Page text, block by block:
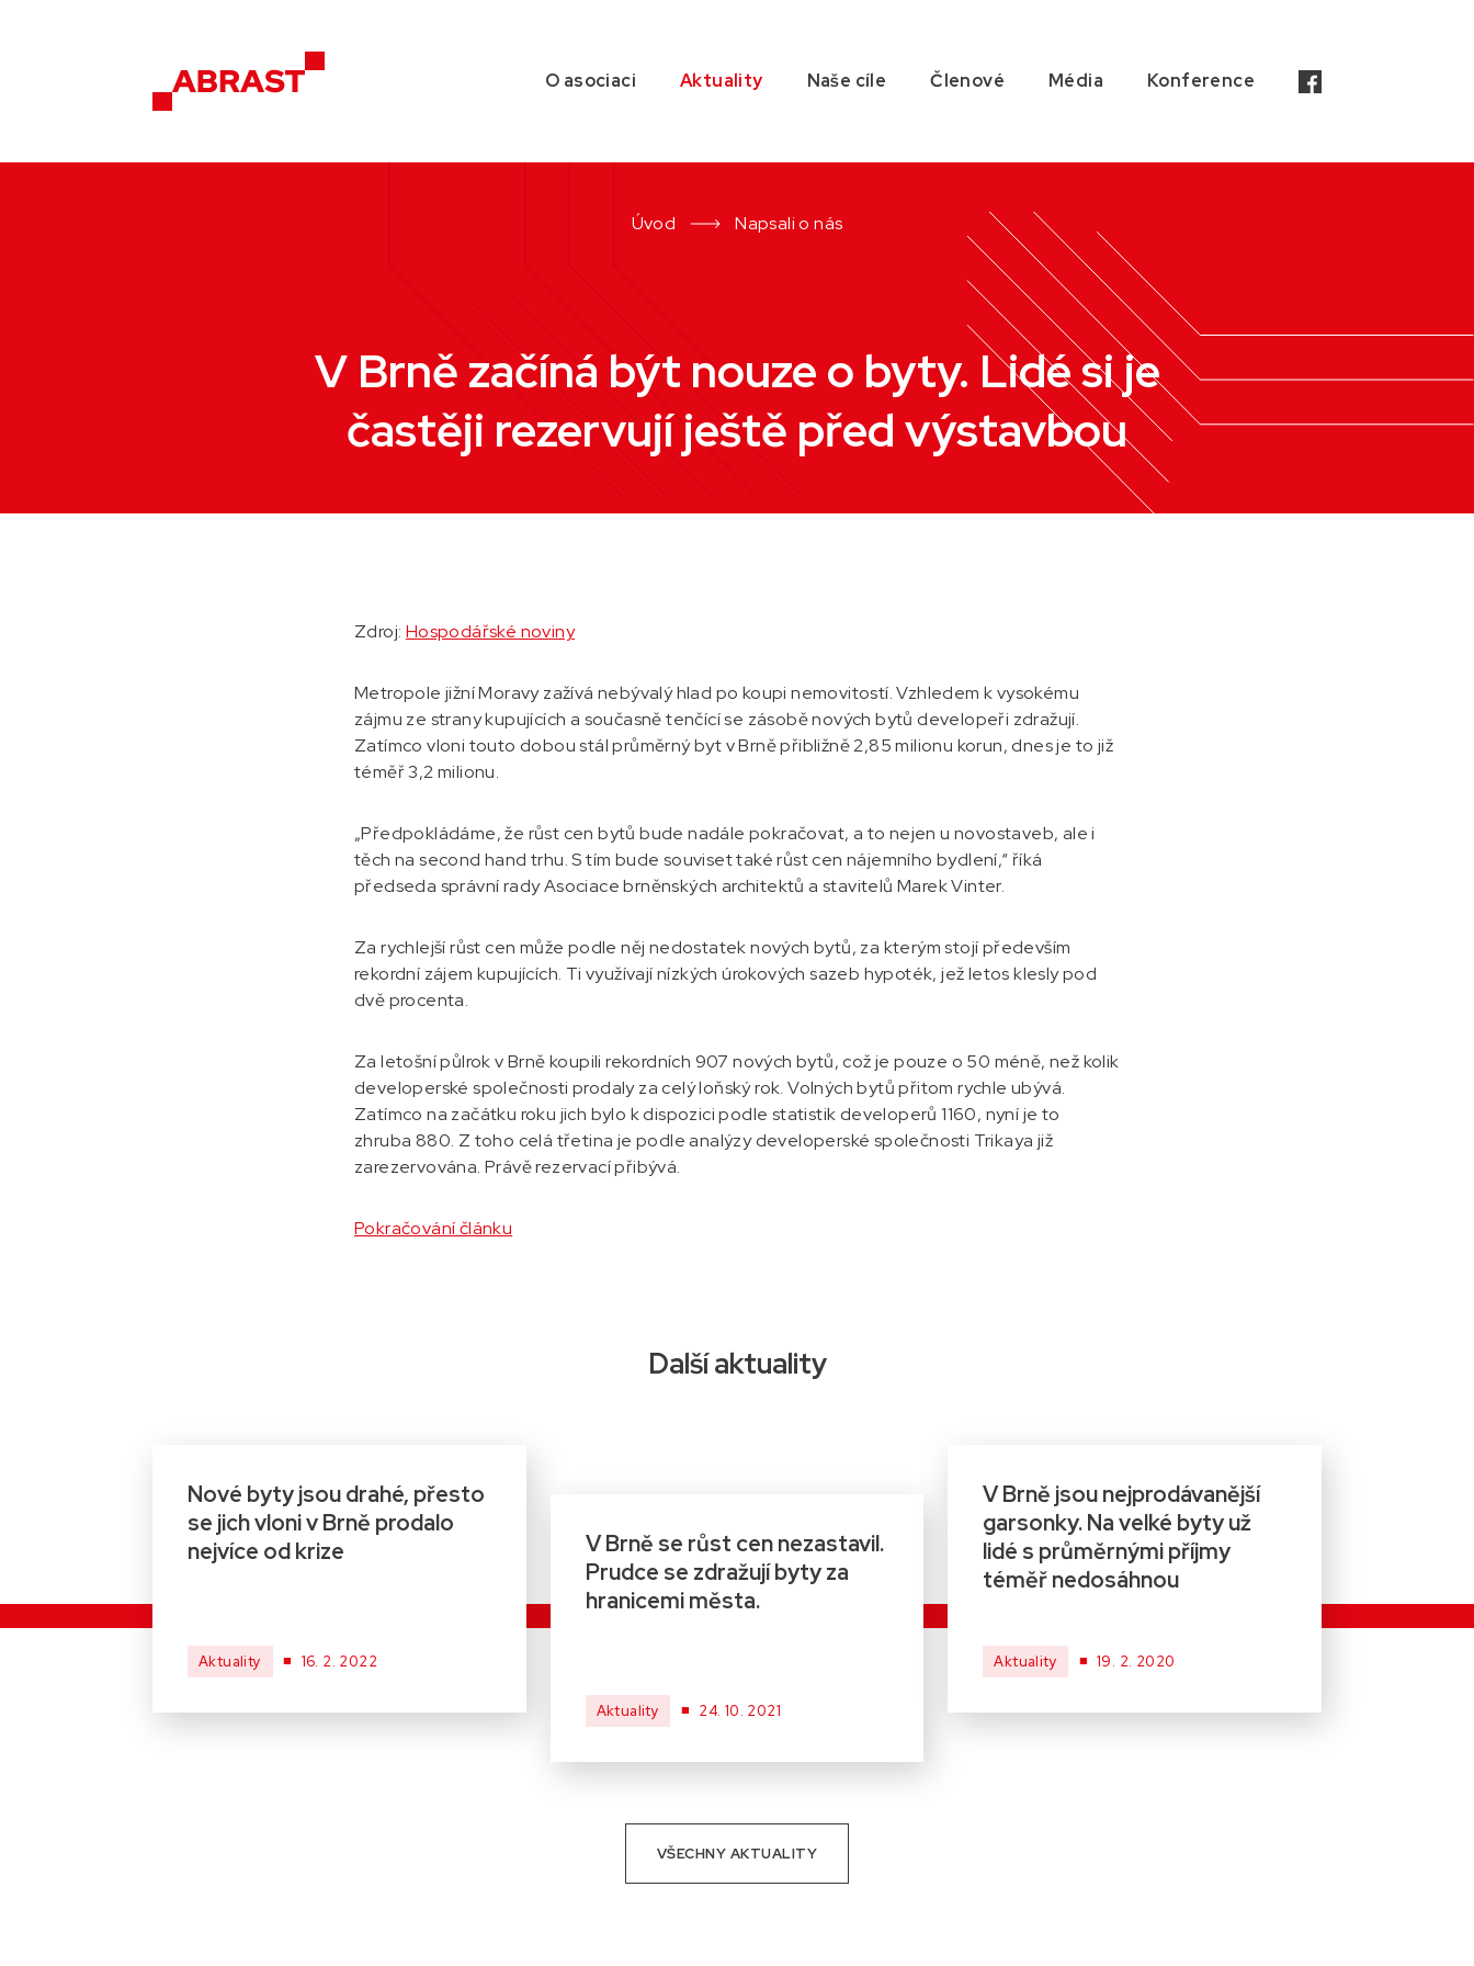
O asociaci Aktuality Naše cíle Členové Média Konference
Úvod Napsali o nás
V Brně začíná být nouze o byty. Lidé si je
častěji rezervují ještě před výstavbou
Zdroj: Hospodářské noviny
Metropole jižní Moravy zažívá nebývalý hlad po koupi nemovitostí. Vzhledem k vysokému
zájmu ze strany kupujících a současně tenčící se zásobě nových bytů developeři zdražují.
Zatímco vloni touto dobou stál průměrný byt v Brně přibližně 2,85 milionu korun, dnes je to již
téměř 3,2 milionu.
„Předpokládáme, že růst cen bytů bude nadále pokračovat, a to nejen u novostaveb, ale i
těch na second hand trhu. S tím bude souviset také růst cen nájemního bydlení,“ říká
předseda správní rady Asociace brněnských architektů a stavitelů Marek Vinter.
Za rychlejší růst cen může podle něj nedostatek nových bytů, za kterým stojí především
rekordní zájem kupujících. Ti využívají nízkých úrokových sazeb hypoték, jež letos klesly pod
dvě procenta.
Za letošní půlrok v Brně koupili rekordních 907 nových bytů, což je pouze o 50 méně, než kolik
developerské společnosti prodaly za celý loňský rok. Volných bytů přitom rychle ubývá.
Zatímco na začátku roku jich bylo k dispozici podle statistik developerů 1160, nyní je to
zhruba 880. Z toho celá třetina je podle analýzy developerské společnosti Trikaya již
zarezervována. Právě rezervací přibývá.
Pokračování článku
Další aktuality
Nové byty jsou drahé, přesto
se jich vloni v Brně prodalo
nejvíce od krize
Aktuality ■ 16. 2. 2022
V Brně se růst cen nezastavil.
Prudce se zdražují byty za
hranicemi města.
Aktuality ■ 24. 10. 2021
V Brně jsou nejprodávanější
garsonky. Na velké byty už
lidé s průměrnými příjmy
téměř nedosáhnou
Aktuality ■ 19. 2. 2020
VŠECHNY AKTUALITY